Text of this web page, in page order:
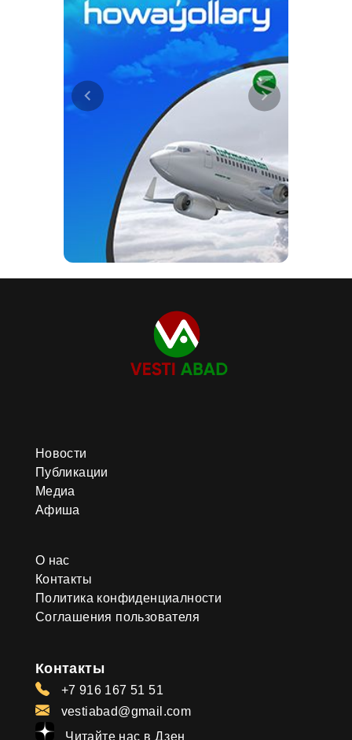
Новости
Публикации
Медиа
Афиша
О нас
Контакты
Политика конфиденциалности
Соглашения пользователя
Контакты
+7 916 167 51 51
vestiabad@gmail.com
Читайте нас в Дзен